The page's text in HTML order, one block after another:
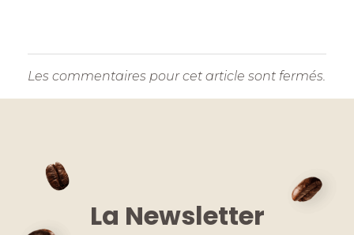
Les commentaires pour cet article sont fermés.
La Newsletter